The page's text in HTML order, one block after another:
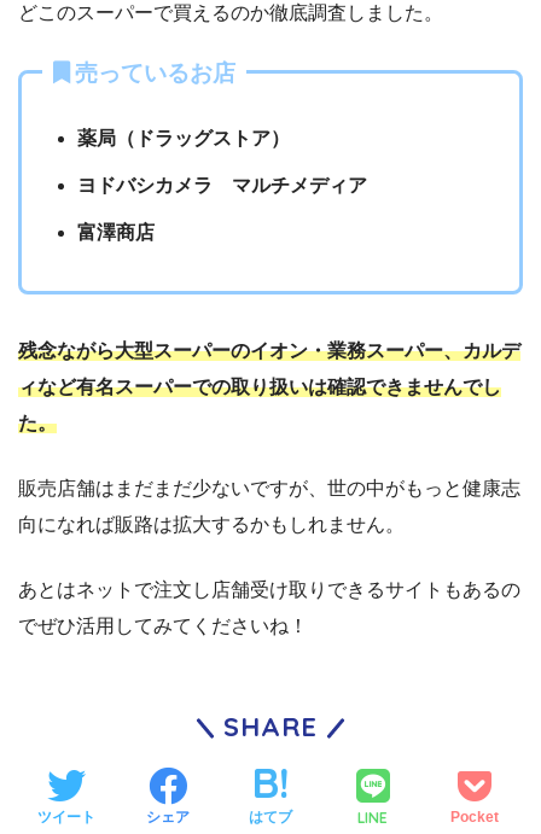
どこのスーパーで買えるのか徹底調査しました。
売っているお店
薬局（ドラッグストア）
ヨドバシカメラ マルチメディア
富澤商店
残念ながら大型スーパーのイオン・業務スーパー、カルデ
ィなど有名スーパーでの取り扱いは確認できませんでし
た。
販売店舗はまだまだ少ないですが、世の中がもっと健康志
向になれば販路は拡大するかもしれません。
あとはネットで注文し店舗受け取りできるサイトもあるの
でぜひ活用してみてくださいね！
SHARE
ツイート シェア はてブ LINE Pocket